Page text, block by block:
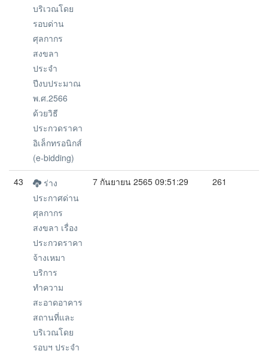
บริเวณโดย
รอบด่าน
ศุลกากร
สงขลา
ประจำ
ปีงบประมาณ
พ.ศ.2566
ด้วยวิธี
ประกวดราคา
อิเล็กทรอนิกส์
(e-bidding)
43
ร่าง
ประกาศด่าน
ศุลกากร
สงขลา เรื่อง
ประกวดราคา
จ้างเหมา
บริการ
ทำความ
สะอาดอาคาร
สถานที่และ
บริเวณโดย
รอบฯ ประจำ
7 กันยายน 2565 09:51:29 261